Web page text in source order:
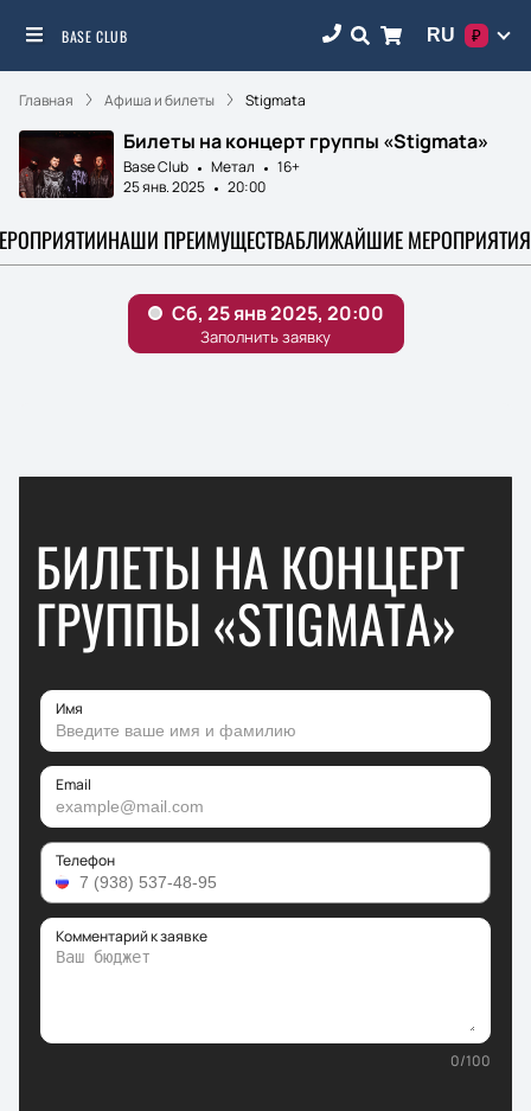
BASE CLUB RU ₽
Главная Афиша и билеты Stigmata
Билеты на концерт группы «Stigmata»
Base Club Метал
16+
25 янв. 2025
20:00
НАШИ ПРЕИМУЩЕСТВАБЛИЖАЙШИЕ МЕРОПРИЯТИЯ
БИЛЕТЫ НА КОНЦЕРТ
ГРУППЫ «STIGMATA»
Имя
Email
Телефон
Комментарий к заявке
0/100